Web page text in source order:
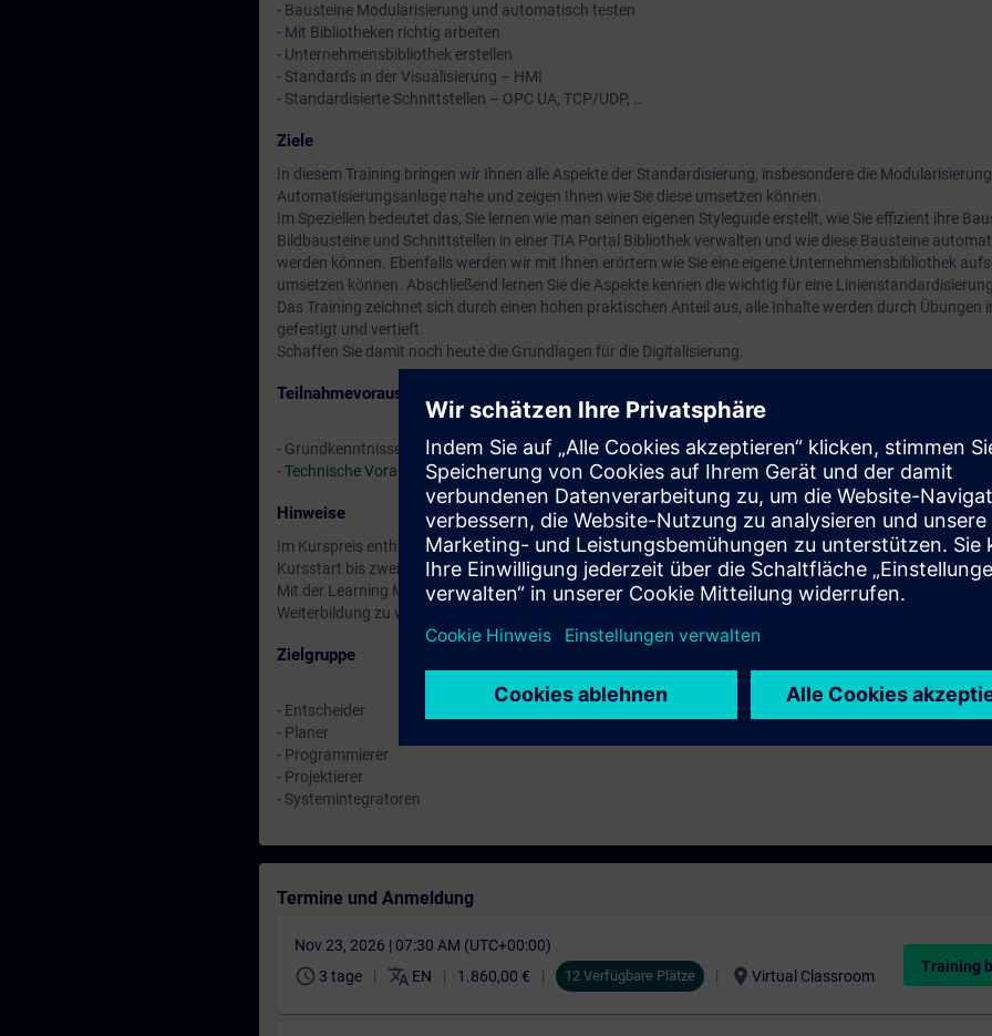
- Bausteine Modularisierung und automatisch testen
- Mit Bibliotheken richtig arbeiten
- Unternehmensbibliothek erstellen
- Standards in der Visualisierung – HMI
- Standardisierte Schnittstellen – OPC UA, TCP/UDP, …
Ziele
In diesem Training bringen wir Ihnen alle Aspekte der Standardisierung, insbesondere die
Automatisierungsanlage nahe und zeigen Ihnen wie Sie diese umsetzen können.
Im Speziellen bedeutet das, Sie lernen wie man seinen eigenen Styleguide erstellt, wie Sie effizient ihre
Bildbausteine und Schnittstellen in einer TIA Portal Bibliothek verwalten und wie diese Bausteine
werden können. Ebenfalls werden wir mit Ihnen erörtern wie Sie eine eigene Unternehmensbibliothek
umsetzen können. Abschließend lernen Sie die Aspekte kennen die wichtig für eine Linienstandardisierung
Das Training zeichnet sich durch einen hohen praktischen Anteil aus, alle Inhalte werden durch Übungen
gefestigt und vertieft.
Schaffen Sie damit noch heute die Grundlagen für die Digitalisierung.
Teilnahmevoraussetzung
- Grundkenntnisse in SIMATIC TIA Portal STEP 7 entsprechend TIA-PRO2 oder TIA-SYSUP
-Technische Voraussetzung
Hinweise
Im Kurspreis enthalten: Kostenloser Zugang zur digitalen LernplattformSITRAIN access– beginnend
Kursstart bis zwei Wochen nach Kursende.
Mit der Learning Membership können Sie die Inhalte dieses Learning Events vertiefen oder wiederholen
Weiterbildung zu weiteren interessanten Themen fortsetzen.
Zielgruppe
- Entscheider
- Planer
- Programmierer
- Projektierer
- Systemintegratoren
Termine und Anmeldung
Nov 23, 2026 | 07:30 AM (UTC+00:00)
schedule 3 tage translate EN 1.860,00 € 12 Verfügbare Plätze location_on Virtual Classroom
Training